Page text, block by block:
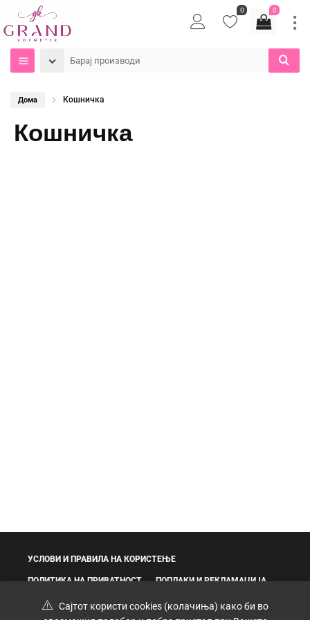
0
0
Дома Кошничка
Кошничка
УСЛОВИ И ПРАВИЛА НА КОРИСТЕЊЕ
ПОЛИТИКА НА ПРИВАТНОСТ ПОПЛАКИ И РЕКЛАМАЦИЈА
Сајтот користи cookies (колачиња) како би во